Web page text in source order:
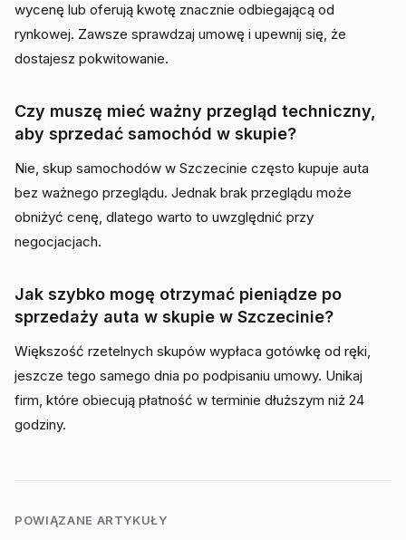
wycenę lub oferują kwotę znacznie odbiegającą od
rynkowej. Zawsze sprawdzaj umowę i upewnij się, że
dostajesz pokwitowanie.
Czy muszę mieć ważny przegląd techniczny,
aby sprzedać samochód w skupie?
Nie, skup samochodów w Szczecinie często kupuje auta
bez ważnego przeglądu. Jednak brak przeglądu może
obniżyć cenę, dlatego warto to uwzględnić przy
negocjacjach.
Jak szybko mogę otrzymać pieniądze po
sprzedaży auta w skupie w Szczecinie?
Większość rzetelnych skupów wypłaca gotówkę od ręki,
jeszcze tego samego dnia po podpisaniu umowy. Unikaj
firm, które obiecują płatność w terminie dłuższym niż 24
godziny.
POWIĄZANE ARTYKUŁY